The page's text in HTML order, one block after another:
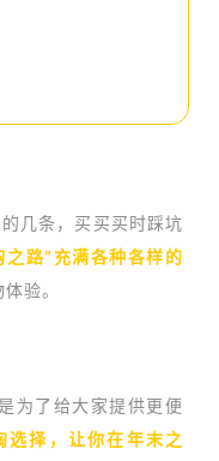
几条，买买买时踩坑
之路”充满各种各样的
验。
为了给大家提供更便
选择，让你在年末之